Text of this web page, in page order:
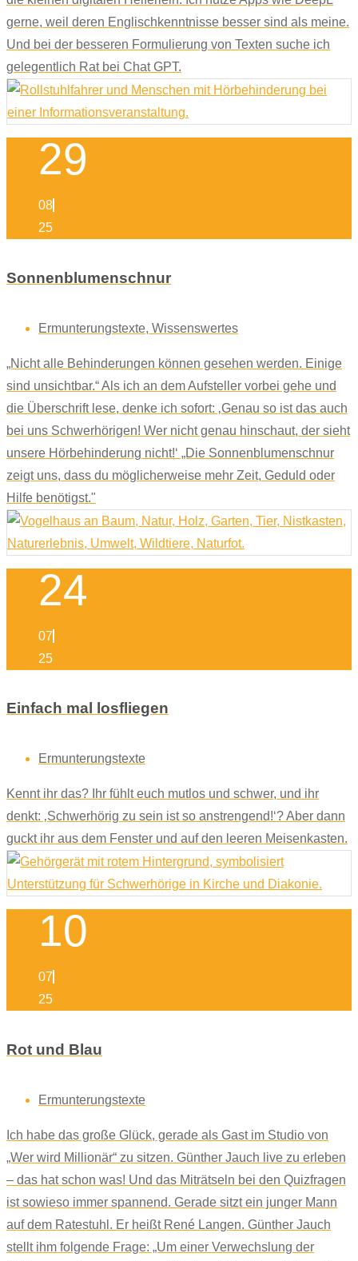
gerne, weil deren Englischkenntnisse besser sind als meine.
Und bei der besseren Formulierung von Texten suche ich
gelegentlich Rat bei Chat GPT.
29
08
25
Sonnenblumenschnur
Ermunterungstexte, Wissenswertes
„Nicht alle Behinderungen können gesehen werden. Einige
sind unsichtbar.“ Als ich an dem Aufsteller vorbei gehe und
die Überschrift lese, denke ich sofort: ‚Genau so ist das auch
bei uns Schwerhörigen! Wer nicht genau hinschaut, der sieht
unsere Hörbehinderung nicht!‘ „Die Sonnenblumenschnur
zeigt uns, dass du möglicherweise mehr Zeit, Geduld oder
Hilfe benötigst."
24
07
25
Einfach mal losfliegen
Ermunterungstexte
Kennt ihr das? Ihr fühlt euch mutlos und schwer, und ihr
denkt: ‚Schwerhörig zu sein ist so anstrengend!‘? Aber dann
guckt ihr aus dem Fenster und auf den leeren Meisenkasten.
10
07
25
Rot und Blau
Ermunterungstexte
Ich habe das große Glück, gerade als Gast im Studio von
„Wer wird Millionär“ zu sitzen. Günther Jauch live zu erleben
– das hat schon was! Und das Miträtseln bei den Quizfragen
ist sowieso immer spannend. Gerade sitzt ein junger Mann
auf dem Ratestuhl. Er heißt René Langen. Günther Jauch
stellt ihm folgende Frage: „Um einer Verwechslung der